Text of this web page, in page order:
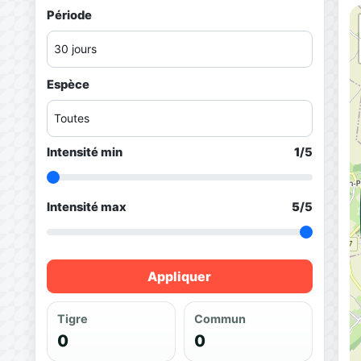
Période
Espèce
Intensité min 1/5
Intensité max 5/5
Appliquer
Tigre
0
Commun
0